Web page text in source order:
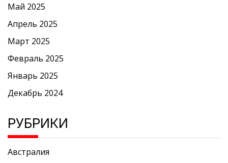
Май 2025
Апрель 2025
Март 2025
Февраль 2025
Январь 2025
Декабрь 2024
РУБРИКИ
Австралия